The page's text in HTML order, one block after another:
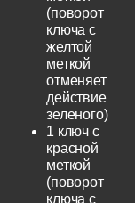
(поворот
ключа с
желтой
меткой
отменяет
действие
зеленого)
1 ключ с
красной
меткой
(поворот
ключа с